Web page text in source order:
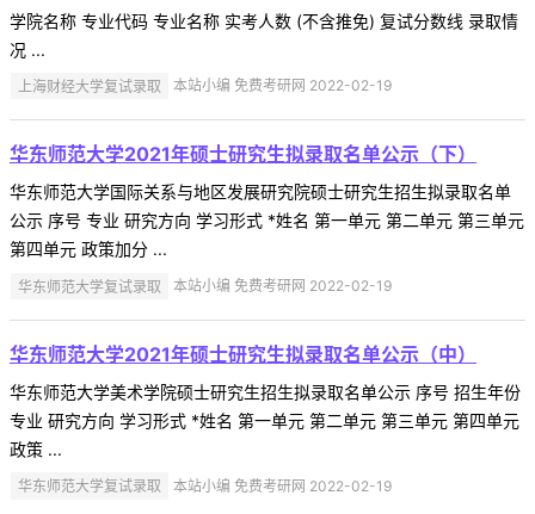
学院名称 专业代码 专业名称 实考人数 (不含推免) 复试分数线 录取情
况 ...
上海财经大学复试录取 本站小编 免费考研网 2022-02-19
华东师范大学2021年硕士研究生拟录取名单公示（下）
华东师范大学国际关系与地区发展研究院硕士研究生招生拟录取名单
公示 序号 专业 研究方向 学习形式 *姓名 第一单元 第二单元 第三单元
第四单元 政策加分 ...
华东师范大学复试录取 本站小编 免费考研网 2022-02-19
华东师范大学2021年硕士研究生拟录取名单公示（中）
华东师范大学美术学院硕士研究生招生拟录取名单公示 序号 招生年份
专业 研究方向 学习形式 *姓名 第一单元 第二单元 第三单元 第四单元
政策 ...
华东师范大学复试录取 本站小编 免费考研网 2022-02-19